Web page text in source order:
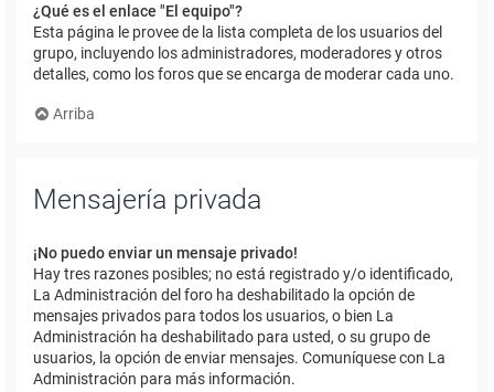
¿Qué es el enlace "El equipo"?
Esta página le provee de la lista completa de los usuarios del
grupo, incluyendo los administradores, moderadores y otros
detalles, como los foros que se encarga de moderar cada uno.
Arriba
Mensajería privada
¡No puedo enviar un mensaje privado!
Hay tres razones posibles; no está registrado y/o identificado,
La Administración del foro ha deshabilitado la opción de
mensajes privados para todos los usuarios, o bien La
Administración ha deshabilitado para usted, o su grupo de
usuarios, la opción de enviar mensajes. Comuníquese con La
Administración para más información.